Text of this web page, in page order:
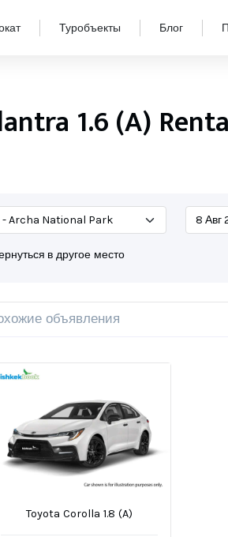
Туробъекты Блог
1.6 (A)
в другое место
объявления
Toyota Corolla 1.8 (A)